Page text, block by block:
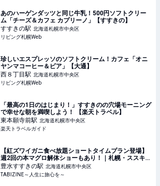
あのハーゲンダッツと同じ牛乳！500円ソフトクリー
ム「チーズ＆カフェ カプリーノ」【すすきの】
すすきの駅 北海道札幌市中央区
リビング札幌Web
珍しいエスプレッソのソフトクリーム！カフェ「オニ
ヤンマコーヒー＆ビア」【大通】
西８丁目駅 北海道札幌市中央区
リビング札幌Web
「最高の1日のはじまり！」すすきのの穴場モーニング
で幸せな朝を満喫しよう！ 【楽天トラベル】
東本願寺前駅 北海道札幌市中央区
楽天トラベルガイド
【紅ズワイガニ食べ放題ショートタイムプラン登場】
週2回の本マグロ解体ショーもあり！｜札幌・ススキノ
デパート | TABIZINE～人生に旅心を～
豊水すすきの駅 北海道札幌市中央区
TABIZINE～人生に旅心を～